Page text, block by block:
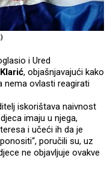
i Ured
, objašnjavajući kako
nema ovlasti reagirati
iskorištava naivnost
imaju u njega,
i učeći ih da je
poručili su, uz
ne objavljuje ovakve